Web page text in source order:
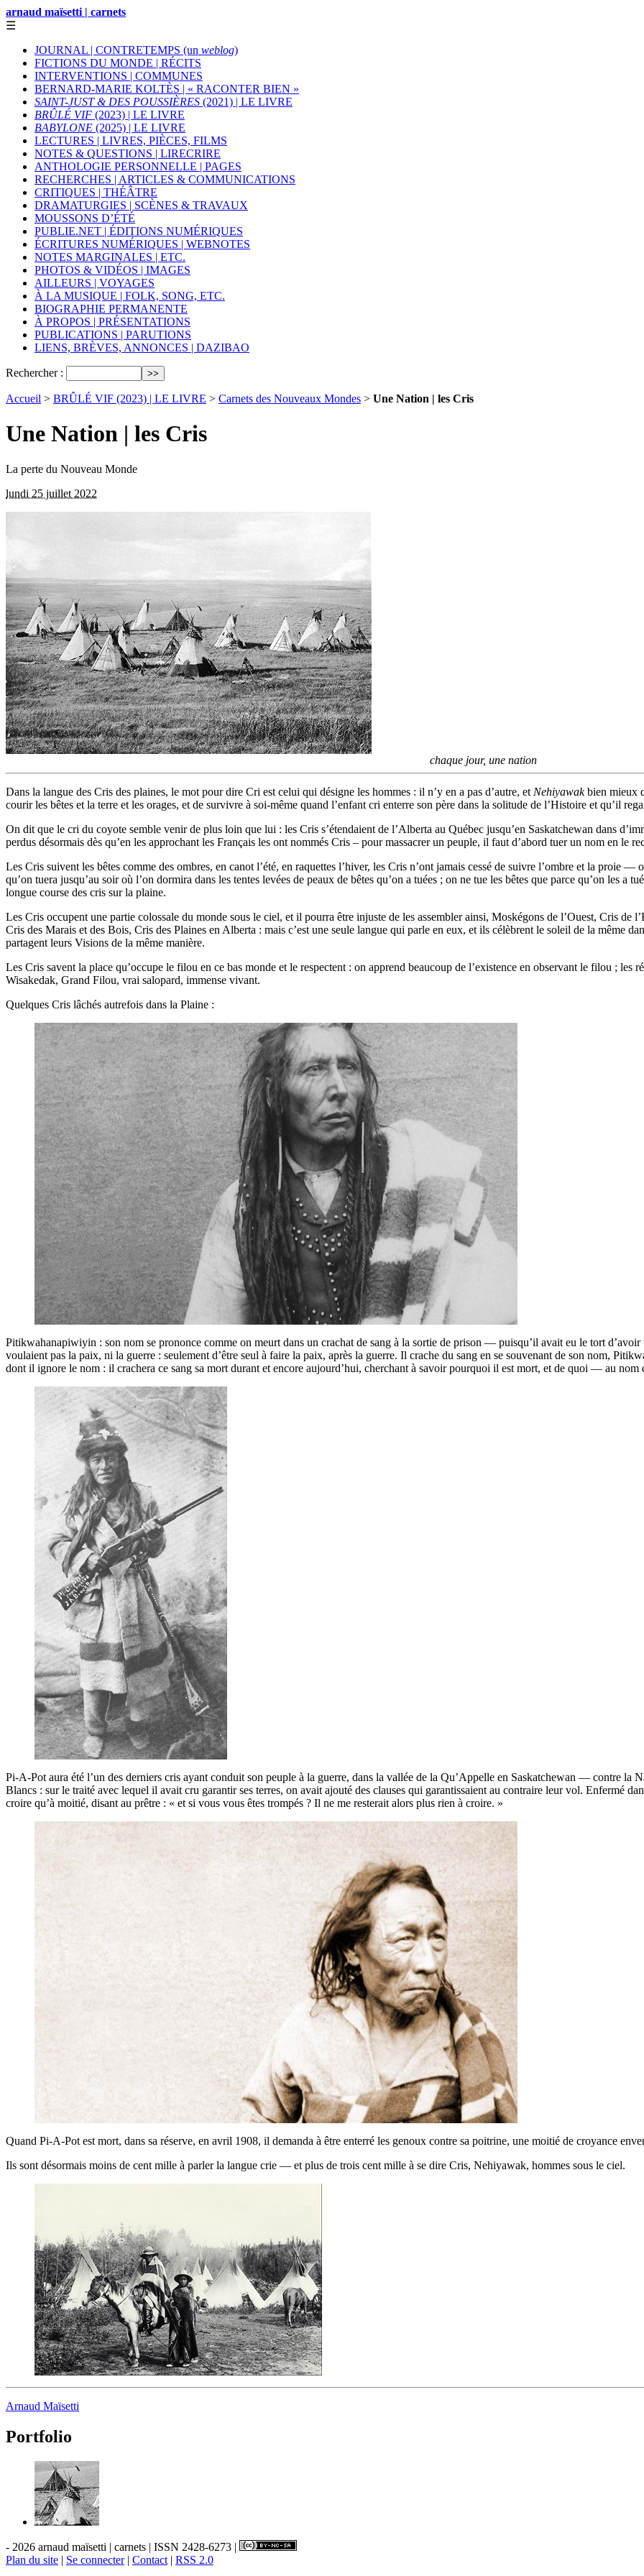
arnaud maïsetti | carnets
☰
JOURNAL | CONTRETEMPS (un weblog)
FICTIONS DU MONDE | RÉCITS
INTERVENTIONS | COMMUNES
BERNARD-MARIE KOLTÈS | « RACONTER BIEN »
SAINT-JUST & DES POUSSIÈRES (2021) | LE LIVRE
BRÛLÉ VIF (2023) | LE LIVRE
BABYLONE (2025) | LE LIVRE
LECTURES | LIVRES, PIÈCES, FILMS
NOTES & QUESTIONS | LIRECRIRE
ANTHOLOGIE PERSONNELLE | PAGES
RECHERCHES | ARTICLES & COMMUNICATIONS
CRITIQUES | THÉÂTRE
DRAMATURGIES | SCÈNES & TRAVAUX
MOUSSONS D’ÉTÉ
PUBLIE.NET | ÉDITIONS NUMÉRIQUES
ÉCRITURES NUMÉRIQUES | WEBNOTES
NOTES MARGINALES | ETC.
PHOTOS & VIDÉOS | IMAGES
AILLEURS | VOYAGES
À LA MUSIQUE | FOLK, SONG, ETC.
BIOGRAPHIE PERMANENTE
À PROPOS | PRÉSENTATIONS
PUBLICATIONS | PARUTIONS
LIENS, BRÈVES, ANNONCES | DAZIBAO
Rechercher :
Accueil > BRÛLÉ VIF (2023) | LE LIVRE > Carnets des Nouveaux Mondes > Une Nation | les Cris
Une Nation | les Cris
La perte du Nouveau Monde
lundi 25 juillet 2022
chaque jour, une nation
Dans la langue des Cris des plaines, le mot pour dire Cri est celui qui désigne les hommes : il n’y en a pas d’autre, et Nehiyawakbien mieux
courir les bêtes et la terre et les orages, et de survivre à soi-même quand l’enfant cri enterre son père dans la solitude de l’Histoire et qu’il
On dit que le cri du coyote semble venir de plus loin que lui : les Cris s’étendaient de l’Alberta au Québec jusqu’en Saskatchewan dans
perdus désormais dès qu’en les approchant les Français les ont nommés Cris – pour massacrer un peuple, il faut d’abord tuer un nom en le
Les Cris suivent les bêtes comme des ombres, en canot l’été, en raquettes l’hiver, les Cris n’ont jamais cessé de suivre l’ombre et la proie
qu’on tuera jusqu’au soir où l’on dormira dans les tentes levées de peaux de bêtes qu’on a tuées ; on ne tue les bêtes que parce qu’on les a
longue course des cris sur la plaine.
Les Cris occupent une partie colossale du monde sous le ciel, et il pourra être injuste de les assembler ainsi, Moskégons de l’Ouest, Cris de
Cris des Marais et des Bois, Cris des Plaines en Alberta : mais c’est une seule langue qui parle en eux, et ils célèbrent le soleil de la même
partagent leurs Visions de la même manière.
Les Cris savent la place qu’occupe le filou en ce bas monde et le respectent : on apprend beaucoup de l’existence en observant le filou ; les
Wisakedak, Grand Filou, vrai salopard, immense vivant.
Quelques Cris lâchés autrefois dans la Plaine :
Pitikwahanapiwiyin : son nom se prononce comme on meurt dans un crachat de sang à la sortie de prison — puisqu’il avait eu le tort
voulaient pas la paix, ni la guerre : seulement d’être seul à faire la paix, après la guerre. Il crache du sang en se souvenant de son nom,
dont il ignore le nom : il crachera ce sang sa mort durant et encore aujourd’hui, cherchant à savoir pourquoi il est mort, et de quoi — au nom
Pi-A-Pot aura été l’un des derniers cris ayant conduit son peuple à la guerre, dans la vallée de la Qu’Appelle en Saskatchewan — contre la
Blancs : sur le traité avec lequel il avait cru garantir ses terres, on avait ajouté des clauses qui garantissaient au contraire leur vol. Enfermé
croire qu’à moitié, disant au prêtre : « et si vous vous êtes trompés ? Il ne me resterait alors plus rien à croire. »
Quand Pi-A-Pot est mort, dans sa réserve, en avril 1908, il demanda à être enterré les genoux contre sa poitrine, une moitié de croyance
Ils sont désormais moins de cent mille à parler la langue crie — et plus de trois cent mille à se dire Cris, Nehiyawak, hommes sous le ciel.
Arnaud Maïsetti
Portfolio
- 2026 arnaud maïsetti | carnets | ISSN 2428-6273 |
Plan du site | Se connecter| Contact | RSS 2.0